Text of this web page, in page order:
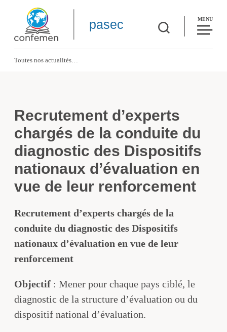
pasec MENU
Toutes nos actualités
Recrutement d’experts
chargés de la conduite du
diagnostic des Dispositifs
nationaux d’évaluation en
vue de leur renforcement
Recrutement d’experts chargés de la
conduite du diagnostic des Dispositifs
nationaux d’évaluation en vue de leur
renforcement
Objectif : Mener pour chaque pays ciblé, le
diagnostic de la structure d’évaluation ou du
dispositif national d’évaluation.